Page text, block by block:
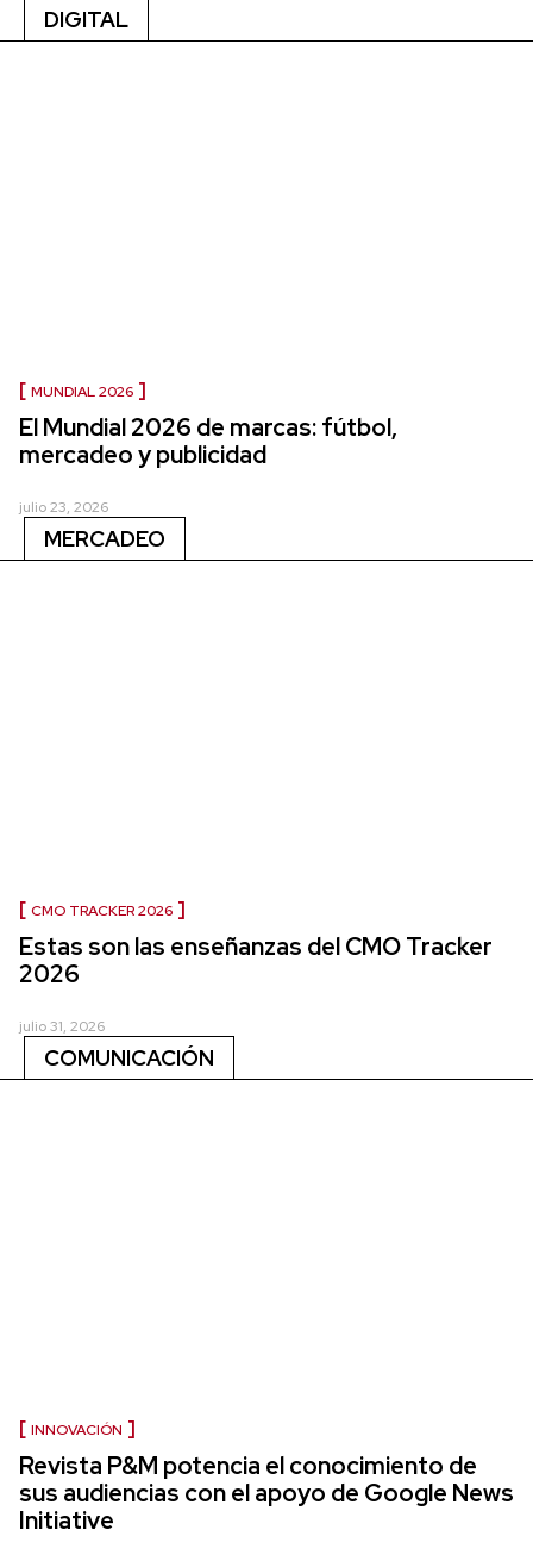
DIGITAL
MUNDIAL 2026
El Mundial 2026 de marcas: fútbol,
mercadeo y publicidad
julio 23, 2026
MERCADEO
CMO TRACKER 2026
Estas son las enseñanzas del CMO Tracker
2026
julio 31, 2026
COMUNICACIÓN
INNOVACIÓN
Revista P&M potencia el conocimiento de
sus audiencias con el apoyo de Google News
Initiative